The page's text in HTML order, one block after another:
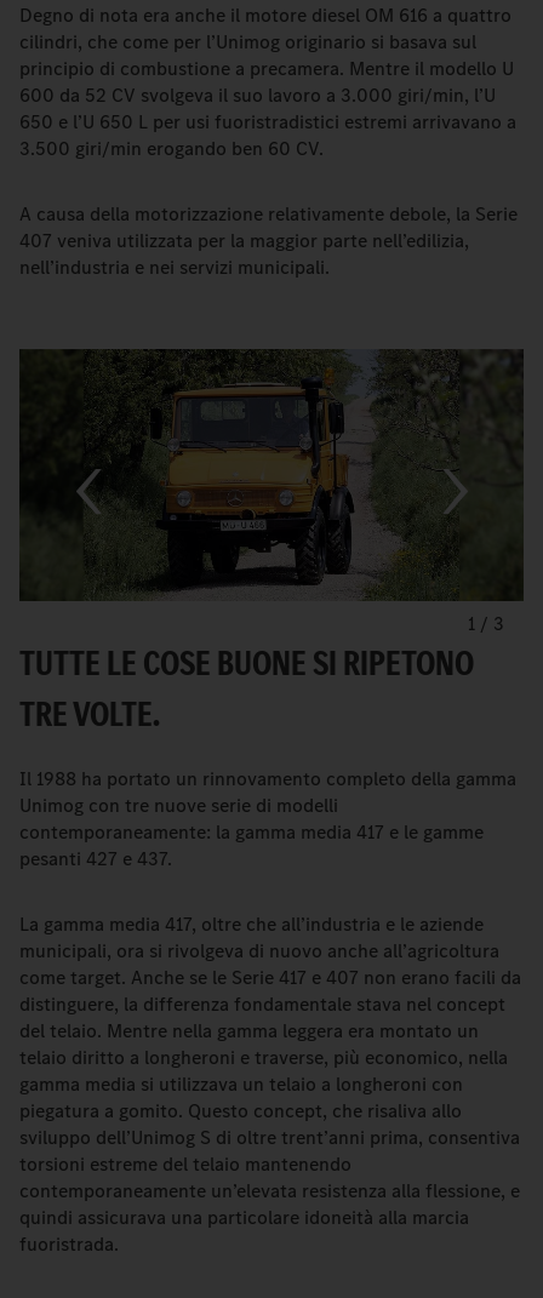
Degno di nota era anche il motore diesel OM 616 a quattro
cilindri, che come per l’Unimog originario si basava sul
principio di combustione a precamera. Mentre il modello U
600 da 52 CV svolgeva il suo lavoro a 3.000 giri/min, l’U
650 e l’U 650 L per usi fuoristradistici estremi arrivavano a
3.500 giri/min erogando ben 60 CV.
A causa della motorizzazione relativamente debole, la Serie
407 veniva utilizzata per la maggior parte nell’edilizia,
nell’industria e nei servizi municipali.
1 / 3
TUTTE LE COSE BUONE SI RIPETONO
TRE VOLTE.
Il 1988 ha portato un rinnovamento completo della gamma
Unimog con tre nuove serie di modelli
contemporaneamente: la gamma media 417 e le gamme
pesanti 427 e 437.
La gamma media 417, oltre che all’industria e le aziende
municipali, ora si rivolgeva di nuovo anche all’agricoltura
come target. Anche se le Serie 417 e 407 non erano facili da
distinguere, la differenza fondamentale stava nel concept
del telaio. Mentre nella gamma leggera era montato un
telaio diritto a longheroni e traverse, più economico, nella
gamma media si utilizzava un telaio a longheroni con
piegatura a gomito. Questo concept, che risaliva allo
sviluppo dell’Unimog S di oltre trent’anni prima, consentiva
torsioni estreme del telaio mantenendo
contemporaneamente un’elevata resistenza alla flessione, e
quindi assicurava una particolare idoneità alla marcia
fuoristrada.